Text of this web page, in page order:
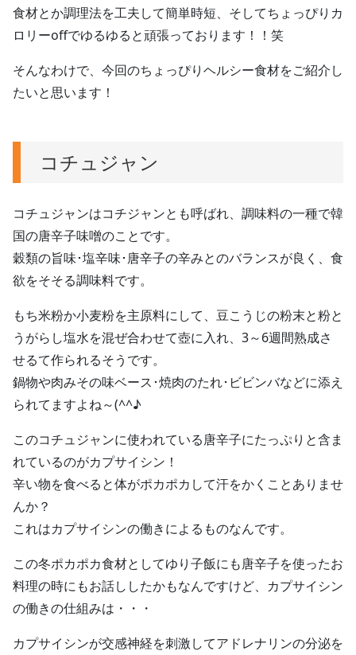
食材とか調理法を工夫して簡単時短、そしてちょっぴりカ
ロリーoffでゆるゆると頑張っております！！笑
そんなわけで、今回のちょっぴりヘルシー食材をご紹介し
たいと思います！
コチュジャン
コチュジャンはコチジャンとも呼ばれ、調味料の一種で韓
国の唐辛子味噌のことです。
穀類の旨味･塩辛味･唐辛子の辛みとのバランスが良く、食
欲をそそる調味料です。
もち米粉か小麦粉を主原料にして、豆こうじの粉末と粉と
うがらし塩水を混ぜ合わせて壺に入れ、3～6週間熟成さ
せるて作られるそうです。
鍋物や肉みその味ベース･焼肉のたれ･ビビンバなどに添え
られてますよね～(^^♪
このコチュジャンに使われている唐辛子にたっぷりと含ま
れているのがカプサイシン！
辛い物を食べると体がポカポカして汗をかくことありませ
んか？
これはカプサイシンの働きによるものなんです。
この冬ポカポカ食材としてゆり子飯にも唐辛子を使ったお
料理の時にもお話ししたかもなんですけど、カプサイシン
の働きの仕組みは・・・
カプサイシンが交感神経を刺激してアドレナリンの分泌を